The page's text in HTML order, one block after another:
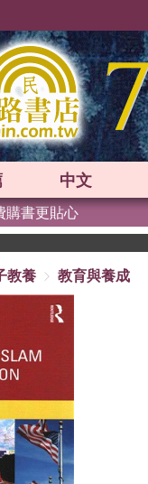
中文
購書更貼心
教養 教育與養成